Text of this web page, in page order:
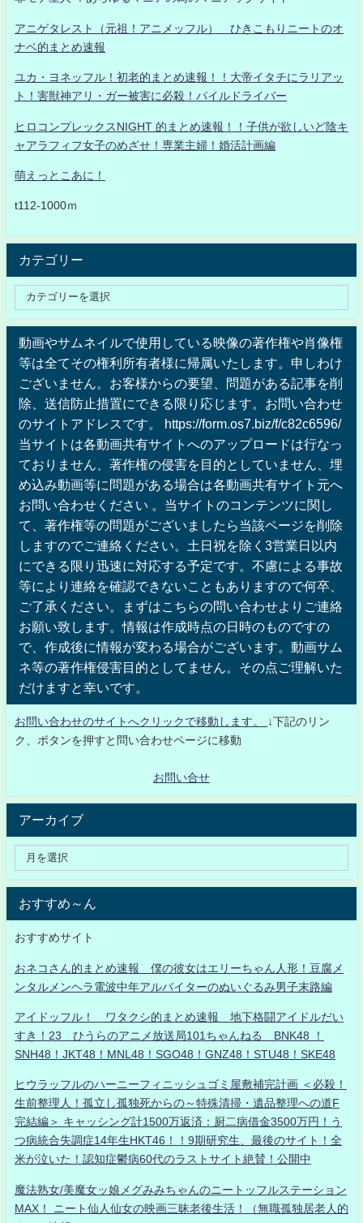
アニゲタレスト（元祖！アニメッフル） ひきこもりニートのオ
ナベ的まとめ速報
ユカ・ヨネッフル！初老的まとめ速報！！大帝イタチにラリアッ
ト！害獣神アリ・ガー被害に必殺！パイルドライバー
ヒロコンプレックスNIGHT 的まとめ速報！！子供が欲しいど陰キ
ャアラフィフ女子のめざせ！専業主婦！婚活計画編
萌えっとこあに！
t112-1000ｍ
カテゴリー
動画やサムネイルで使用している映像の著作権や肖像権
等は全てその権利所有者様に帰属いたします。申しわけ
ございません。お客様からの要望、問題がある記事を削
除、送信防止措置にできる限り応じます。お問い合わせ
のサイトアドレスです。 https://form.os7.biz/f/c82c6596/
当サイトは各動画共有サイトへのアップロードは行なっ
ておりません、著作権の侵害を目的としていません、埋
め込み動画等に問題がある場合は各動画共有サイト元へ
お問い合わせください 。当サイトのコンテンツに関し
て、著作権等の問題がございましたら当該ページを削除
しますのでご連絡ください。土日祝を除く3営業日以内
にできる限り迅速に対応する予定です。不慮による事故
等により連絡を確認できないこともありますので何卒、
ご了承ください。まずはこちらの問い合わせよりご連絡
お願い致します。情報は作成時点の日時のものですの
で、作成後に情報が変わる場合がございます。動画サム
ネ等の著作権侵害目的としてません。その点ご理解いた
だけますと幸いです。
お問い合わせのサイトへクリックで移動します。
↓下記のリン
ク、ボタンを押すと問い合わせページに移動
お問い合せ
アーカイブ
おすすめ～ん
おすすめサイト
おネコさん的まとめ速報 僕の彼女はエリーちゃん人形！豆腐メ
ンタルメンヘラ電波中年アルバイターのぬいぐるみ男子末路編
アイドッフル！ ワタクシ的まとめ速報 地下格闘アイドルだい
すき！23 ひうらのアニメ放送局101ちゃんねる BNK48 ！
SNH48！JKT48！MNL48！SGO48！GNZ48！STU48！SKE48
ヒウラッフルのハーニーフィニッシュゴミ屋敷補完計画 ＜必殺！
生前整理人！孤立し孤独死からの～特殊清掃・遺品整理への道F
完結編＞ キャッシング計1500万返済：厨二病借金3500万円！う
つ病統合失調症14年生HKT46！！9期研究生、最後のサイト！全
米が泣いた！認知症鬱病60代のラストサイト絶賛！公開中
魔法熟女/美魔女ッ娘メグみみちゃんのニートッフルステーション
MAX！ ニート仙人仙女の映画三昧老後生活！（無職孤独居老人的